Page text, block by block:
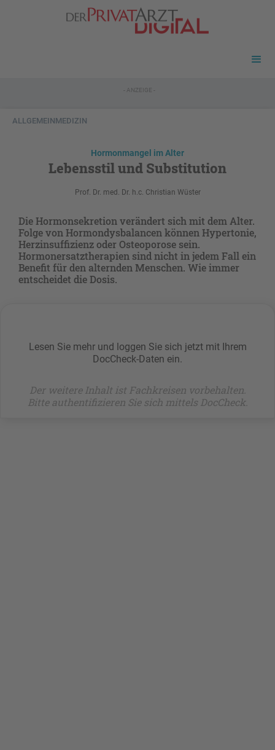
- ANZEIGE -
ALLGEMEINMEDIZIN
Hormonmangel im Alter
Lebensstil und Substitution
Prof. Dr. med. Dr. h.c. Christian Wüster
Die Hormonsekretion verändert sich mit dem Alter.
Folge von Hormondysbalancen können Hypertonie,
Herzinsuffizienz oder Osteoporose sein.
Hormonersatztherapien sind nicht in jedem Fall ein
Benefit für den alternden Menschen. Wie immer
entscheidet die Dosis.
Lesen Sie mehr und loggen Sie sich jetzt mit Ihrem
DocCheck-Daten ein.
Der weitere Inhalt ist Fachkreisen vorbehalten.
Bitte authentifizieren Sie sich mittels DocCheck.